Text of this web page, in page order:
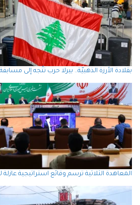
بقلادة الأرزة الذهبيّة.. بيرلا حرب تتّجه إلى
المعاهدة الثلاثية ترسم وقائع استراتيجية عازلة